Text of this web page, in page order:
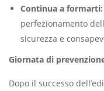
Continua a formarti:
perfezionamento
sicurezza e
Giornata di
Dopo il successo